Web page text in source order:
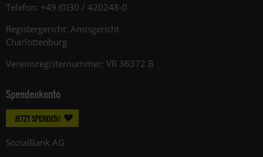
Telefon: +49 (0)30 / 420248-0
Registergericht: Amtsgericht
Charlottenburg
Vereinsregisternummer: VR 36372 B
Spendenkonto
JETZT SPENDEN!
SozialBank AG